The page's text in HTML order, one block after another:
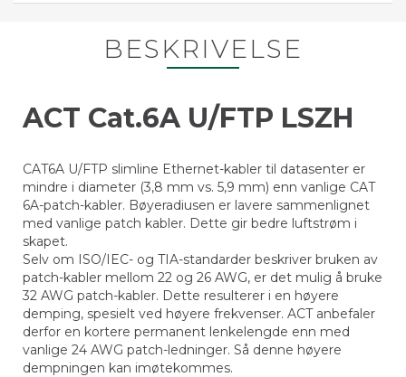
BESKRIVELSE
ACT Cat.6A U/FTP LSZH
CAT6A U/FTP slimline Ethernet-kabler til datasenter er
mindre i diameter (3,8 mm vs. 5,9 mm) enn vanlige CAT
6A-patch-kabler. Bøyeradiusen er lavere sammenlignet
med vanlige patch kabler. Dette gir bedre luftstrøm i
skapet.
Selv om ISO/IEC- og TIA-standarder beskriver bruken av
patch-kabler mellom 22 og 26 AWG, er det mulig å bruke
32 AWG patch-kabler. Dette resulterer i en høyere
demping, spesielt ved høyere frekvenser. ACT anbefaler
derfor en kortere permanent lenkelengde enn med
vanlige 24 AWG patch-ledninger. Så denne høyere
dempningen kan imøtekommes.